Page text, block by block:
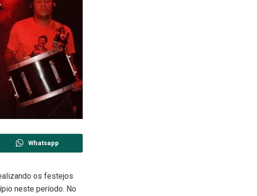
Whatsapp
os festejos
neste período. No